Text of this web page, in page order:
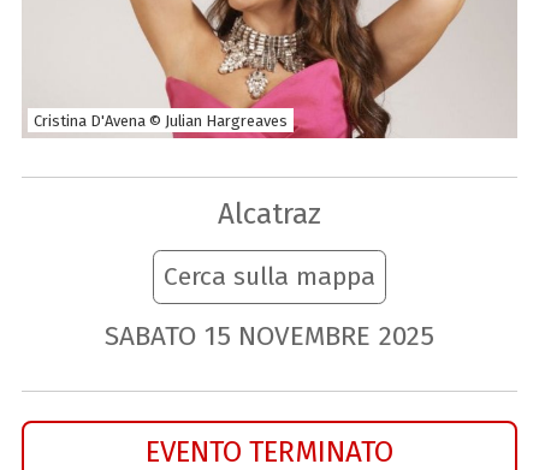
Cristina D'Avena © Julian Hargreaves
Alcatraz
Cerca sulla mappa
SABATO 15 NOVEMBRE 2025
EVENTO TERMINATO